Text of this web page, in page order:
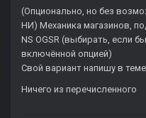
(Опционально, но без
НИ) Механика магазинов,
NS OGSR (выбирать, если
включённой опцией)
Свой вариант напишу в теме
Ничего из перечисленного